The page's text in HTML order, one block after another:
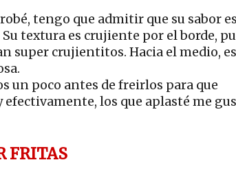
tengo que admitir que su sabor es
textura es crujiente por el borde,
super crujientitos. Hacia el medio,
un poco antes de freirlos para que
efectivamente, los que aplasté me
FRITAS